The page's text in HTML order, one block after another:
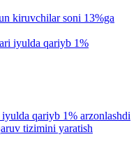
kiruvchilar soni 13%ga
qariyb 1% arzonlashdi